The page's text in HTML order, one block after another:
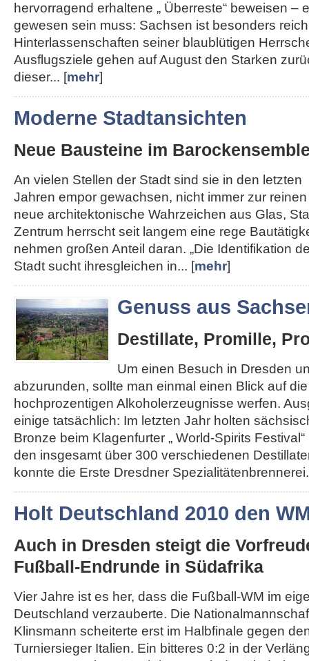
hervorragend erhaltene „ Überreste“ beweisen –
gewesen sein muss: Sachsen ist besonders
Hinterlassenschaften seiner blaublütigen
Ausflugsziele gehen auf August den Starken
dieser... [mehr]
Moderne Stadtansichten
Neue Bausteine im
An vielen Stellen der Stadt sind sie in den letzten
Jahren empor gewachsen, nicht immer zur
neue architektonische Wahrzeichen aus Glas,
Zentrum herrscht seit langem eine rege
nehmen großen Anteil daran. „Die Identifikation
Stadt sucht ihresgleichen in... [mehr]
Genuss aus
Destillate, Promille,
Um einen Besuch in Dresden
abzurunden, sollte man einmal einen Blick auf
hochprozentigen Alkoholerzeugnisse werfen.
einige tatsächlich: Im letzten Jahr holten
Bronze beim Klagenfurter „ World-Spirits
den insgesamt über 300 verschiedenen
konnte die Erste Dresdner
Holt Deutschland 2010 den
Auch in Dresden steigt die
Fußball-Endrunde in Südafrika
Vier Jahre ist es her, dass die Fußball-WM im
Deutschland verzauberte. Die
Klinsmann scheiterte erst im Halbfinale gegen
Turniersieger Italien. Ein bitteres 0:2 in der